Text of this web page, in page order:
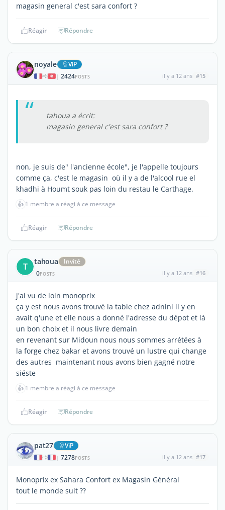
magasin general c'est sara confort ?
Réagir Répondre
noyale ViP
| 2424POSTS il y a 12 ans #15
tahoua a écrit:
magasin general c'est sara confort ?
non, je suis de" l'ancienne école", je l'appelle toujours
comme ça, c'est le magasin où il y a de l'alcool rue el
khadhi à Houmt souk pas loin du restau le Carthage.
👍 1 membre a réagi à ce message
Réagir Répondre
T tahoua
Invité
0POSTS il y a 12 ans #16
j'ai vu de loin monoprix
ça y est nous avons trouvé la table chez adnini il y en
avait q'une et elle nous a donné l'adresse du dépot et là
un bon choix et il nous livre demain
en revenant sur Midoun nous nous sommes arrétées à
la forge chez bakar et avons trouvé un lustre qui change
des autres maintenant nous avons bien gagné notre
siéste
👍 1 membre a réagi à ce message
Réagir Répondre
pat27 ViP
| 7278POSTS il y a 12 ans #17
Monoprix ex Sahara Confort ex Magasin Général
tout le monde suit ??